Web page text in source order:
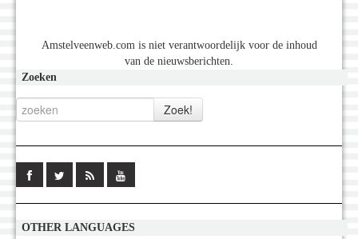
Amstelveenweb.com is niet verantwoordelijk voor de inhoud
van de nieuwsberichten.
Zoeken
OTHER LANGUAGES